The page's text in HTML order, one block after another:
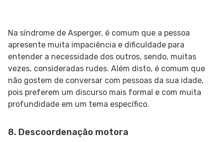
Na síndrome de Asperger, é comum que a pessoa
apresente muita impaciência e dificuldade para
entender a necessidade dos outros, sendo, muitas
vezes, consideradas rudes. Além disto, é comum que
não gostem de conversar com pessoas da sua idade,
pois preferem um discurso mais formal e com muita
profundidade em um tema específico.
8. Descoordenação motora